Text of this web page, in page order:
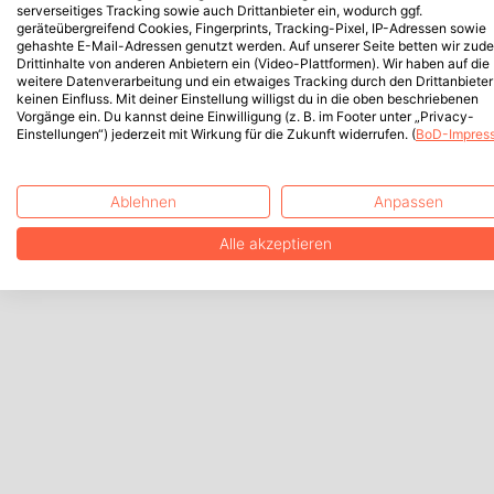
serverseitiges Tracking sowie auch Drittanbieter ein, wodurch ggf.
geräteübergreifend Cookies, Fingerprints, Tracking-Pixel, IP-Adressen sowie
gehashte E-Mail-Adressen genutzt werden. Auf unserer Seite betten wir
Drittinhalte von anderen Anbietern ein (Video-Plattformen). Wir haben auf die
weitere Datenverarbeitung und ein etwaiges Tracking durch den Drittanbieter
keinen Einfluss. Mit deiner Einstellung willigst du in die oben beschriebenen
Vorgänge ein. Du kannst deine Einwilligung (z. B. im Footer unter „Privacy-
Einstellungen“) jederzeit mit Wirkung für die Zukunft widerrufen. (BoD-
Ablehnen Anpassen
Alle akzeptieren